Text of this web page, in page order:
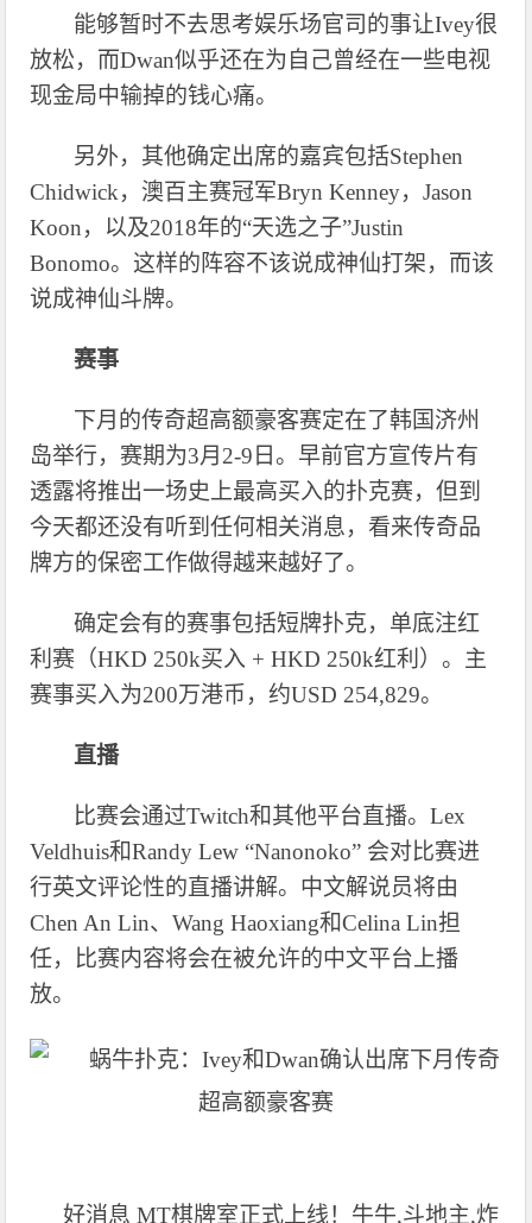
能够暂时不去思考娱乐场官司的事让Ivey很
放松，而Dwan似乎还在为自己曾经在一些电视
现金局中输掉的钱心痛。
另外，其他确定出席的嘉宾包括Stephen
Chidwick，澳百主赛冠军Bryn Kenney，Jason
Koon，以及2018年的“天选之子”Justin
Bonomo。这样的阵容不该说成神仙打架，而该
说成神仙斗牌。
赛事
下月的传奇超高额豪客赛定在了韩国济州
岛举行，赛期为3月2-9日。早前官方宣传片有
透露将推出一场史上最高买入的扑克赛，但到
今天都还没有听到任何相关消息，看来传奇品
牌方的保密工作做得越来越好了。
确定会有的赛事包括短牌扑克，单底注红
利赛（HKD 250k买入 + HKD 250k红利）。主
赛事买入为200万港币，约USD 254,829。
直播
比赛会通过Twitch和其他平台直播。Lex
Veldhuis和Randy Lew “Nanonoko” 会对比赛进
行英文评论性的直播讲解。中文解说员将由
Chen An Lin、Wang Haoxiang和Celina Lin担
任，比赛内容将会在被允许的中文平台上播
放。
好消息 MT棋牌室正式上线！牛牛,斗地主,炸